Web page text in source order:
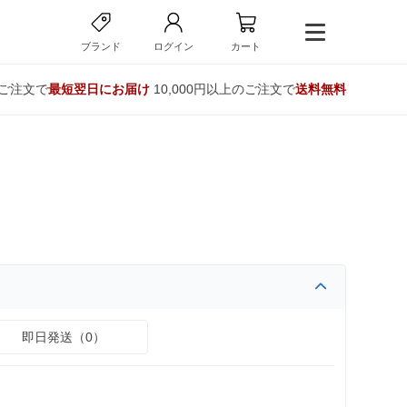
ブランド ログイン カート
注文で最短翌日にお届け10,000円以上のご注文で送料無料
即日発送（0）